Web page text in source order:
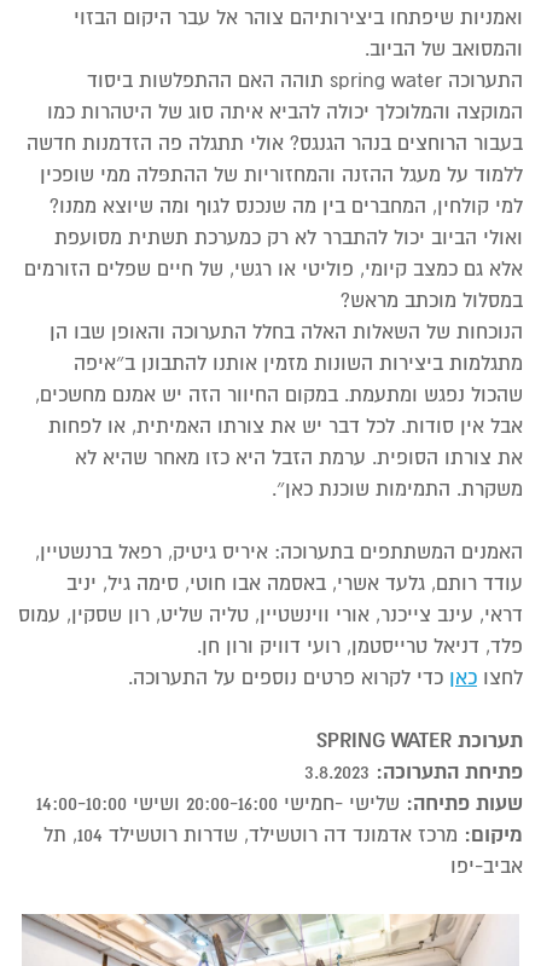
ואמניות שיפתחו ביצירותיהם צוהר אל עבר היקום הבזוי
והמסואב של הביוב.
התערוכה spring water תוהה האם ההתפלשות ביסוד
המוקצה והמלוכלך יכולה להביא איתה סוג של היטהרות כמו
בעבור הרוחצים בנהר הגנגס? אולי תתגלה פה הזדמנות חדשה
ללמוד על מעגל ההזנה והמחזוריות של ההתפּלה ממי שופכין
למי קולחין, המחברים בין מה שנכנס לגוף ומה שיוצא ממנו?
ואולי הביוב יכול להתברר לא רק כמערכת תשתית מסועפת
אלא גם כמצב קיומי, פוליטי או רגשי, של חיים שפלים הזורמים
במסלול מוכתב מראש?
הנוכחות של השאלות האלה בחלל התערוכה והאופן שבו הן
מתגלמות ביצירות השונות מזמין אותנו להתבונן ב״איפה
שהכול נפגש ומתעמת. במקום החיוור הזה יש אמנם מחשכים,
אבל אין סודות. לכל דבר יש את צורתו האמיתית, או לפחות
את צורתו הסופית. ערמת הזבל היא כזו מאחר שהיא לא
משקרת. התמימות שוכנת כאן״.
האמנים המשתתפים בתערוכה: איריס גיטיק, רפאל ברנשטיין,
עודד רותם, גלעד אשרי, באסמה אבו חוטי, סימה גיל, יניב
דראי, עינב צייכנר, אורי ווינשטיין, טליה שליט, רון שסקין, עמוס
פלד, דניאל טרייסטמן, רועי דוויק ורון חן.
לחצו כאן כדי לקרוא פרטים נוספים על התערוכה.
תערוכת SPRING WATER
פתיחת התערוכה:
שעות פתיחה: שלישי -חמישי 20:00-16:00 ושישי 14:00-10:00
מיקום:
מרכז אדמונד דה רוטשילד, שדרות רוטשילד 104, תל
אביב-יפו